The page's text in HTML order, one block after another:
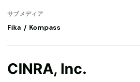
サブメディア
Fika Kompass
CINRA, Inc.